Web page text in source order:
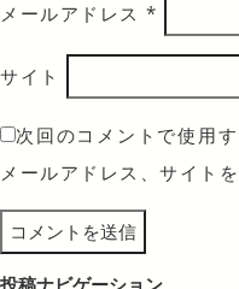
メールアドレス *
サイト
次回のコメントで使用
メールアドレス、サイトを
投稿ナビゲーション